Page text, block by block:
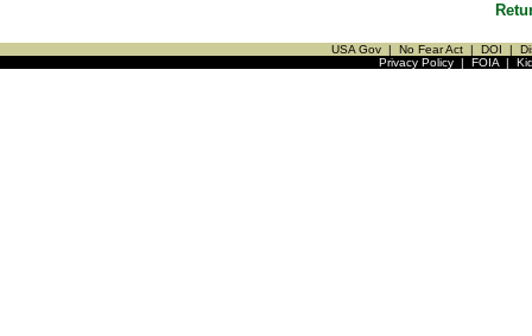
USA Gov | No Fear Act | DOI |
Privacy Policy| FOIA|